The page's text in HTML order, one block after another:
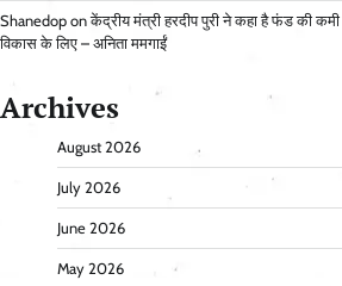
Shanedop onकेंद्रीय मंत्री हरदीप पुरी ने कहा है फंड की
विकास के लिए – अनिता ममगाईं
Archives
August 2026
July 2026
June 2026
May 2026